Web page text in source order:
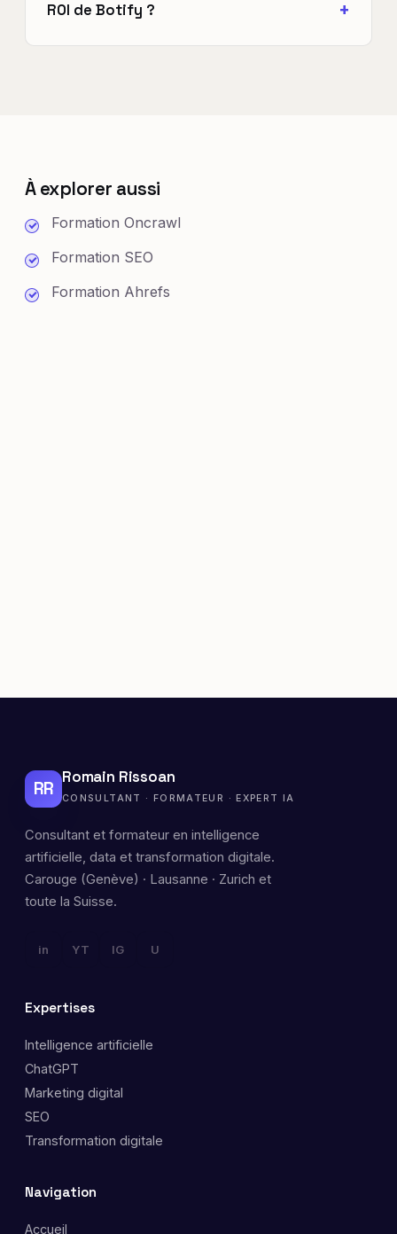
ROI de Botify ?
À explorer aussi
Formation Oncrawl
Formation SEO
Formation Ahrefs
RR
Romain Rissoan
CONSULTANT · FORMATEUR · EXPERT IA
Consultant et formateur en intelligence
artificielle, data et transformation digitale.
Carouge (Genève) · Lausanne · Zurich et
toute la Suisse.
in YT IG U
Expertises
Intelligence artificielle
ChatGPT
Marketing digital
SEO
Transformation digitale
Navigation
Accueil